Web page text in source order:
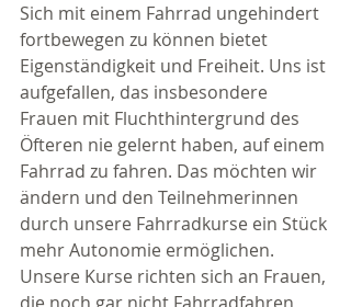
Sich mit einem Fahrrad ungehindert
fortbewegen zu können bietet
Eigenständigkeit und Freiheit. Uns ist
aufgefallen, das insbesondere
Frauen mit Fluchthintergrund des
Öfteren nie gelernt haben, auf einem
Fahrrad zu fahren. Das möchten wir
ändern und den Teilnehmerinnen
durch unsere Fahrradkurse ein Stück
mehr Autonomie ermöglichen.
Unsere Kurse richten sich an Frauen,